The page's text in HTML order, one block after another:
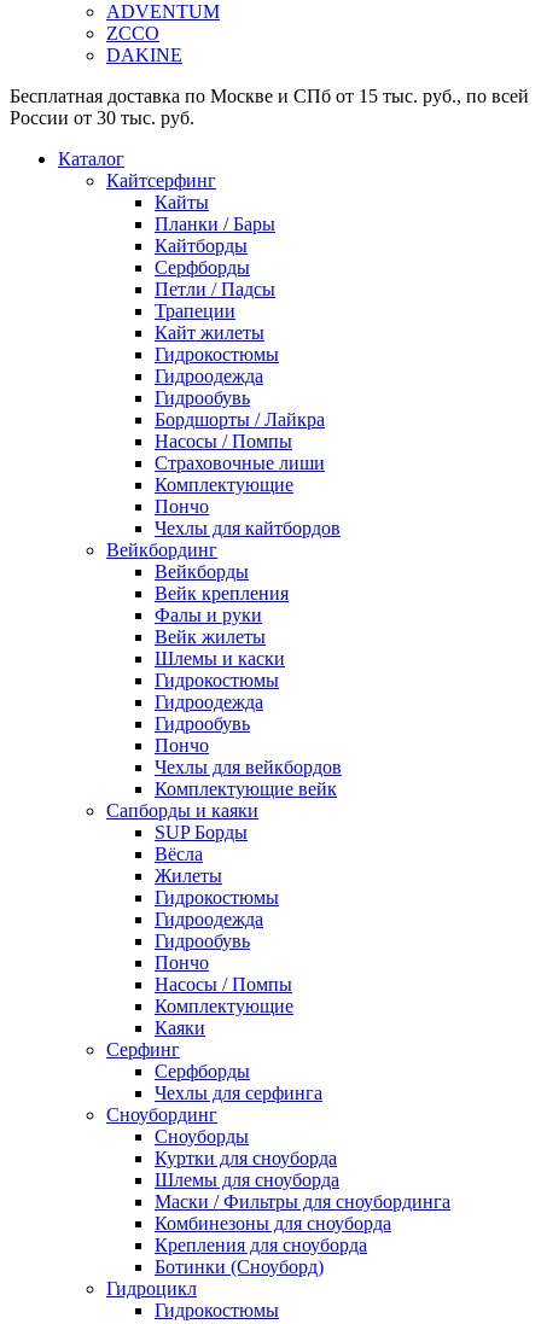
ADVENTUM
ZCCO
DAKINE
Бесплатная доставка по Москве и СПб от 15 тыс. руб., по всей
России от 30 тыс. руб.
Каталог
Кайтсерфинг
Кайты
Планки / Бары
Кайтборды
Серфборды
Петли / Падсы
Трапеции
Кайт жилеты
Гидрокостюмы
Гидроодежда
Гидрообувь
Бордшорты / Лайкра
Насосы / Помпы
Страховочные лиши
Комплектующие
Пончо
Чехлы для кайтбордов
Вейкбординг
Вейкборды
Вейк крепления
Фалы и руки
Вейк жилеты
Шлемы и каски
Гидрокостюмы
Гидроодежда
Гидрообувь
Пончо
Чехлы для вейкбордов
Комплектующие вейк
Сапборды и каяки
SUP Борды
Вёсла
Жилеты
Гидрокостюмы
Гидроодежда
Гидрообувь
Пончо
Насосы / Помпы
Комплектующие
Каяки
Серфинг
Серфборды
Чехлы для серфинга
Сноубординг
Сноуборды
Куртки для сноуборда
Шлемы для сноуборда
Маски / Фильтры для сноубординга
Комбинезоны для сноуборда
Крепления для сноуборда
Ботинки (Сноуборд)
Гидроцикл
Гидрокостюмы